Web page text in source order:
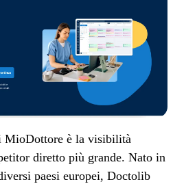
MioDottore è la visibilità
diretto più grande. Nato in
paesi europei, Doctolib